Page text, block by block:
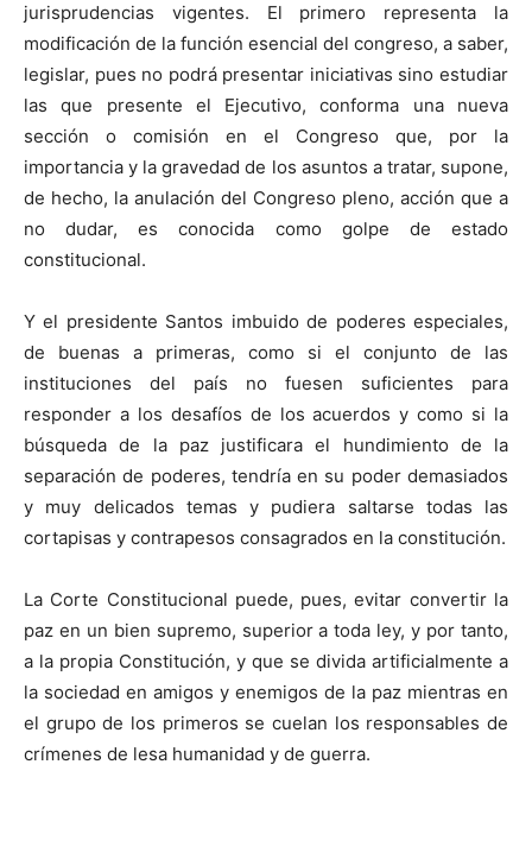
jurisprudencias vigentes. El primero representa la
modificación de la función esencial del congreso, a saber,
legislar, pues no podrá presentar iniciativas sino estudiar
las que presente el Ejecutivo, conforma una nueva
sección o comisión en el Congreso que, por la
importancia y la gravedad de los asuntos a tratar, supone,
de hecho, la anulación del Congreso pleno, acción que a
no dudar, es conocida como golpe de estado
constitucional.
Y el presidente Santos imbuido de poderes especiales,
de buenas a primeras, como si el conjunto de las
instituciones del país no fuesen suficientes para
responder a los desafíos de los acuerdos y como si la
búsqueda de la paz justificara el hundimiento de la
separación de poderes, tendría en su poder demasiados
y muy delicados temas y pudiera saltarse todas las
cortapisas y contrapesos consagrados en la constitución.
La Corte Constitucional puede, pues, evitar convertir la
paz en un bien supremo, superior a toda ley, y por tanto,
a la propia Constitución, y que se divida artificialmente a
la sociedad en amigos y enemigos de la paz mientras en
el grupo de los primeros se cuelan los responsables de
crímenes de lesa humanidad y de guerra.